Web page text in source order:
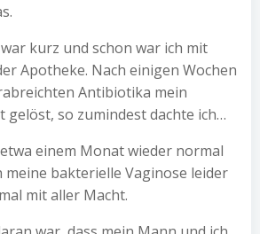
kurz und schon war ich mit
Apotheke. Nach einigen Wochen
Antibiotika mein
gelöst, so zumindest dachte ich…
einem Monat wieder normal
meine bakterielle Vaginose leider
mit aller Macht.